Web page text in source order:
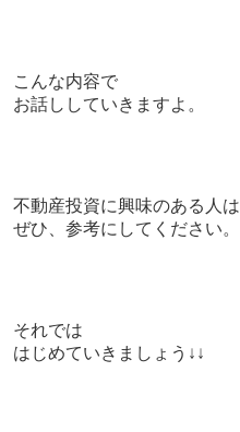
こんな内容で
お話ししていきますよ。
不動産投資に興味のある人は
ぜひ、参考にしてください。
それでは
はじめていきましょう↓↓